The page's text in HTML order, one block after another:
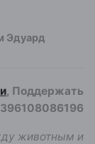
Эдуард
, Поддержать
животным и